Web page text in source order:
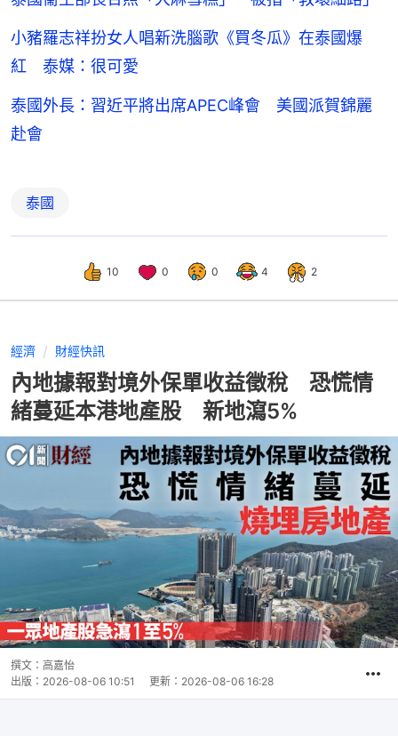
小豬羅志祥扮女人唱新洗腦歌《買冬瓜》在泰國爆
紅 泰媒：很可愛
泰國外長：習近平將出席APEC峰會 美國派賀錦麗
赴會
泰國
10 0 0 4 2
經濟 財經快訊
內地據報對境外保單收益徵稅 恐慌情
緒蔓延本港地產股 新地瀉5%
撰文： 高嘉怡
出版： 2026-08-06 10:51 更新： 2026-08-06 16:28